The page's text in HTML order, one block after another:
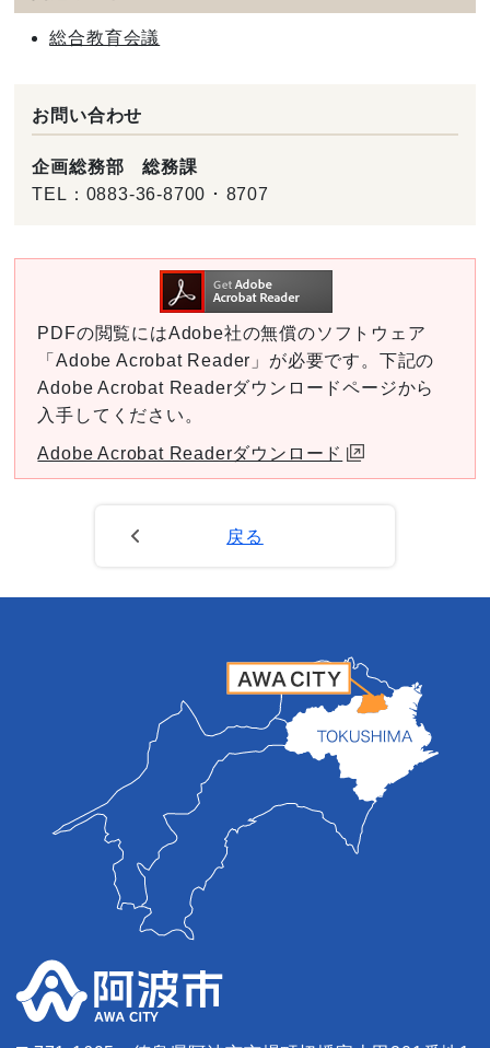
総合教育会議
お問い合わせ
企画総務部 総務課
TEL： 0883-36-8700 ･ 8707
PDFの閲覧にはAdobe社の無償のソフトウェア
「Adobe Acrobat Reader」が必要です。下記の
Adobe Acrobat Readerダウンロードページから
入手してください。
Adobe Acrobat Readerダウンロード
戻る